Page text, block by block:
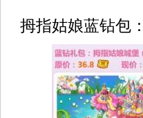
拇指姑娘蓝钻包